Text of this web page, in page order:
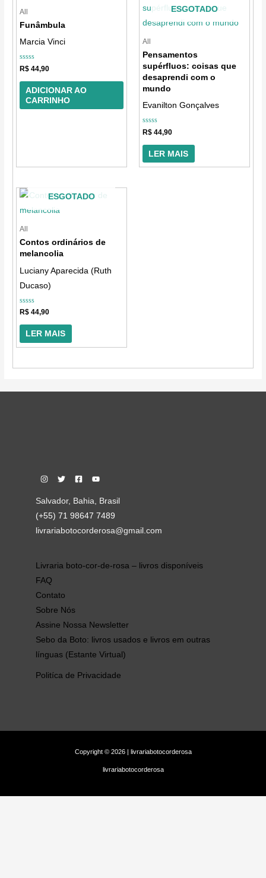
All
Funâmbula
Marcia Vinci
Avaliação
0
de
R$ 44,90
ADICIONAR AO
CARRINHO
ESGOTADO
All
Pensamentos
supérfluos: coisas que
desaprendi com o
mundo
Evanilton Gonçalves
Avaliação
0
de
R$ 44,90
LER MAIS
ESGOTADO
All
Contos ordinários de
melancolia
Luciany Aparecida (Ruth
Ducaso)
Avaliação
de
R$ 44,90
LER MAIS
Salvador, Bahia, Brasil
(+55) 71 98647 7489
livrariabotocorderosa@gmail.com
Livraria boto-cor-de-rosa – livros disponíveis
FAQ
Contato
Sobre Nós
Assine Nossa Newsletter
Sebo da Boto: livros usados e livros em outras
línguas (Estante Virtual)
Politíca de Privacidade
Copyright © 2026 | livrariabotocorderosa
livrariabotocorderosa